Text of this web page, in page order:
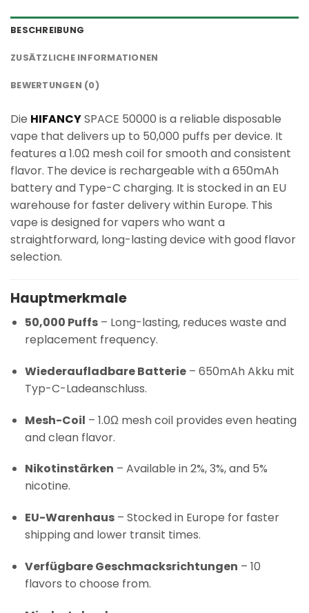
BESCHREIBUNG
ZUSÄTZLICHE INFORMATIONEN
BEWERTUNGEN (0)
Die HIFANCYSPACE 50000 is a reliable disposable
vape that delivers up to 50,000 puffs per device. It
features a 1.0Ω mesh coil for smooth and consistent
flavor. The device is rechargeable with a 650mAh
battery and Type-C charging. It is stocked in an EU
warehouse for faster delivery within Europe. This
vape is designed for vapers who want a
straightforward, long-lasting device with good flavor
selection.
Hauptmerkmale
50,000 Puffs– Long-lasting, reduces waste and
replacement frequency.
Wiederaufladbare Batterie– 650mAh Akku mit
Typ-C-Ladeanschluss.
Mesh-Coil – 1.0Ω mesh coil provides even heating
and clean flavor.
Nikotinstärken – Available in 2%, 3%, and 5%
nicotine.
EU-Warenhaus– Stocked in Europe for faster
shipping and lower transit times.
Verfügbare Geschmacksrichtungen – 10
flavors to choose from.